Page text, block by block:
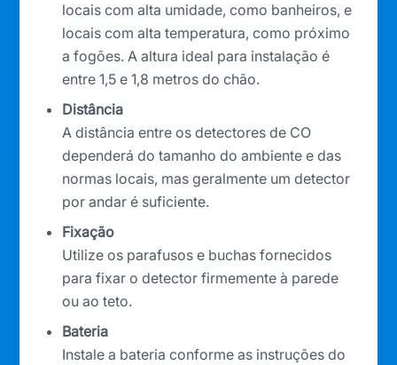
locais com alta umidade, como banheiros, e
locais com alta temperatura, como próximo
a fogões. A altura ideal para instalação é
entre 1,5 e 1,8 metros do chão.
Distância
A distância entre os detectores de CO
dependerá do tamanho do ambiente e das
normas locais, mas geralmente um detector
por andar é suficiente.
Fixação
Utilize os parafusos e buchas fornecidos
para fixar o detector firmemente à parede
ou ao teto.
Bateria
Instale a bateria conforme as instruções do